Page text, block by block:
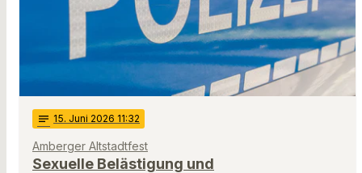
notes 15. Juni 2026 11:32
Amberger Altstadtfest
Sexuelle Belästigung und